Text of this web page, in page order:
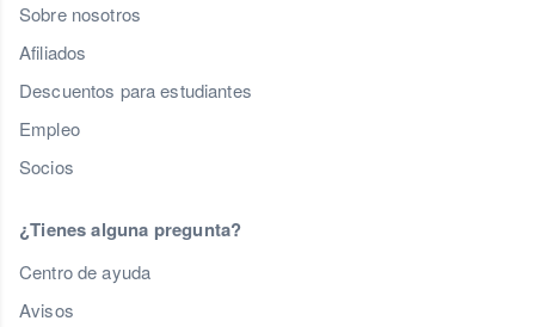
Sobre nosotros
Afiliados
Descuentos para estudiantes
Empleo
Socios
¿Tienes alguna pregunta?
Centro de ayuda
Avisos